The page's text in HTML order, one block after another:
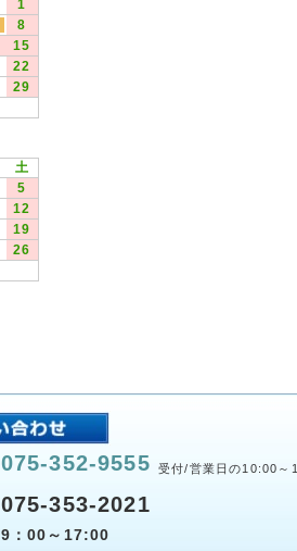
1
8
15
22
29
土
5
12
19
26
075-352-9555 受付/営業日の10:00～
075-353-2021
9：00～17:00